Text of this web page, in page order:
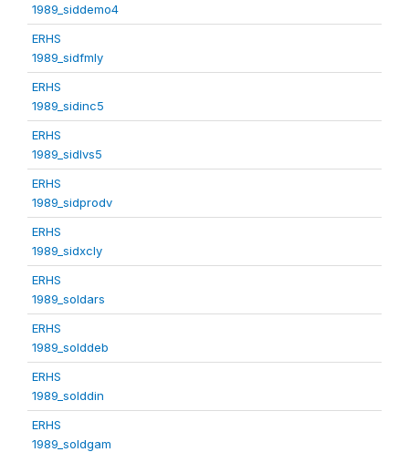
1989_siddemo4
ERHS
1989_sidfmly
ERHS
1989_sidinc5
ERHS
1989_sidlvs5
ERHS
1989_sidprodv
ERHS
1989_sidxcly
ERHS
1989_soldars
ERHS
1989_solddeb
ERHS
1989_solddin
ERHS
1989_soldgam